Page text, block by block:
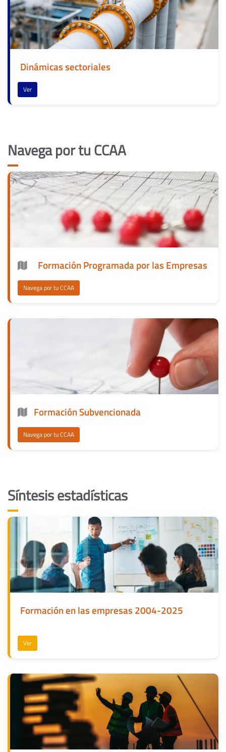
Dinámicas sectoriales
Ver
Navega por tu CCAA
Formación Programada por las Empresas
Navega por tu CCAA
Formación Subvencionada
Navega por tu CCAA
Síntesis estadísticas
Formación en las empresas 2004-2025
Ver